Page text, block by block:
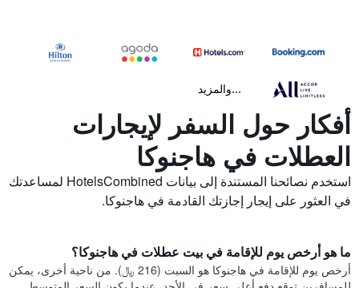
...والمزيد
أفكار حول السفر لإيجارات
العطلات في هاجنوكا
استخدم نصائحنا المستندة إلى بيانات HotelsCombined لمساعدتك
في العثور على إيجار إجازتك القادمة في هاجنوكا.
ما هو أرخص يوم للإقامة في بيت عطلات في هاجنوكا؟
أرخص يوم للإقامة في هاجنوكا هو السبت (216 ﷼). من ناحية أخرى، يمكن